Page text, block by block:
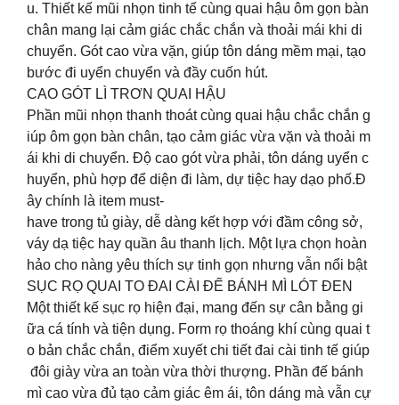
u. Thiết kế mũi nhọn tinh tế cùng quai hậu ôm gọn bàn
chân mang lại cảm giác chắc chắn và thoải mái khi di
chuyển. Gót cao vừa vặn, giúp tôn dáng mềm mại, tạo
bước đi uyển chuyển và đầy cuốn hút.
CAO GÓT LÌ TRƠN QUAI HẬU
Phần mũi nhọn thanh thoát cùng quai hậu chắc chắn g
iúp ôm gọn bàn chân, tạo cảm giác vừa vặn và thoải m
ái khi di chuyển. Độ cao gót vừa phải, tôn dáng uyển c
huyển, phù hợp để diện đi làm, dự tiệc hay dạo phố.Đ
ây chính là item must-
have trong tủ giày, dễ dàng kết hợp với đầm công sở,
váy dạ tiệc hay quần âu thanh lịch. Một lựa chọn hoàn
hảo cho nàng yêu thích sự tinh gọn nhưng vẫn nổi bật
SỤC RỌ QUAI TO ĐAI CÀI ĐẾ BÁNH MÌ LÓT ĐEN
Một thiết kế sục rọ hiện đại, mang đến sự cân bằng gi
ữa cá tính và tiện dụng. Form rọ thoáng khí cùng quai t
o bản chắc chắn, điểm xuyết chi tiết đai cài tinh tế giúp
đôi giày vừa an toàn vừa thời thượng. Phần đế bánh
mì cao vừa đủ tạo cảm giác êm ái, tôn dáng mà vẫn cự